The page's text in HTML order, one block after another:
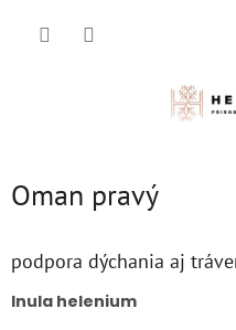
Oman pravý
podpora dýchania aj
Inula helenium